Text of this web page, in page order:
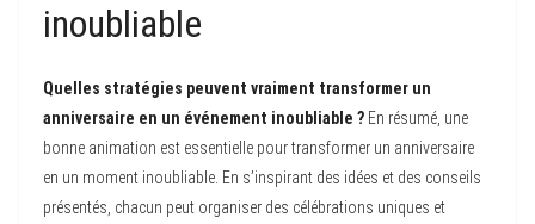
inoubliable
Quelles stratégies peuvent vraiment transformer un
anniversaire en un événement inoubliable ? En résumé, une
bonne animation est essentielle pour transformer un anniversaire
en un moment inoubliable. En s’inspirant des idées et des conseils
présentés, chacun peut organiser des célébrations uniques et